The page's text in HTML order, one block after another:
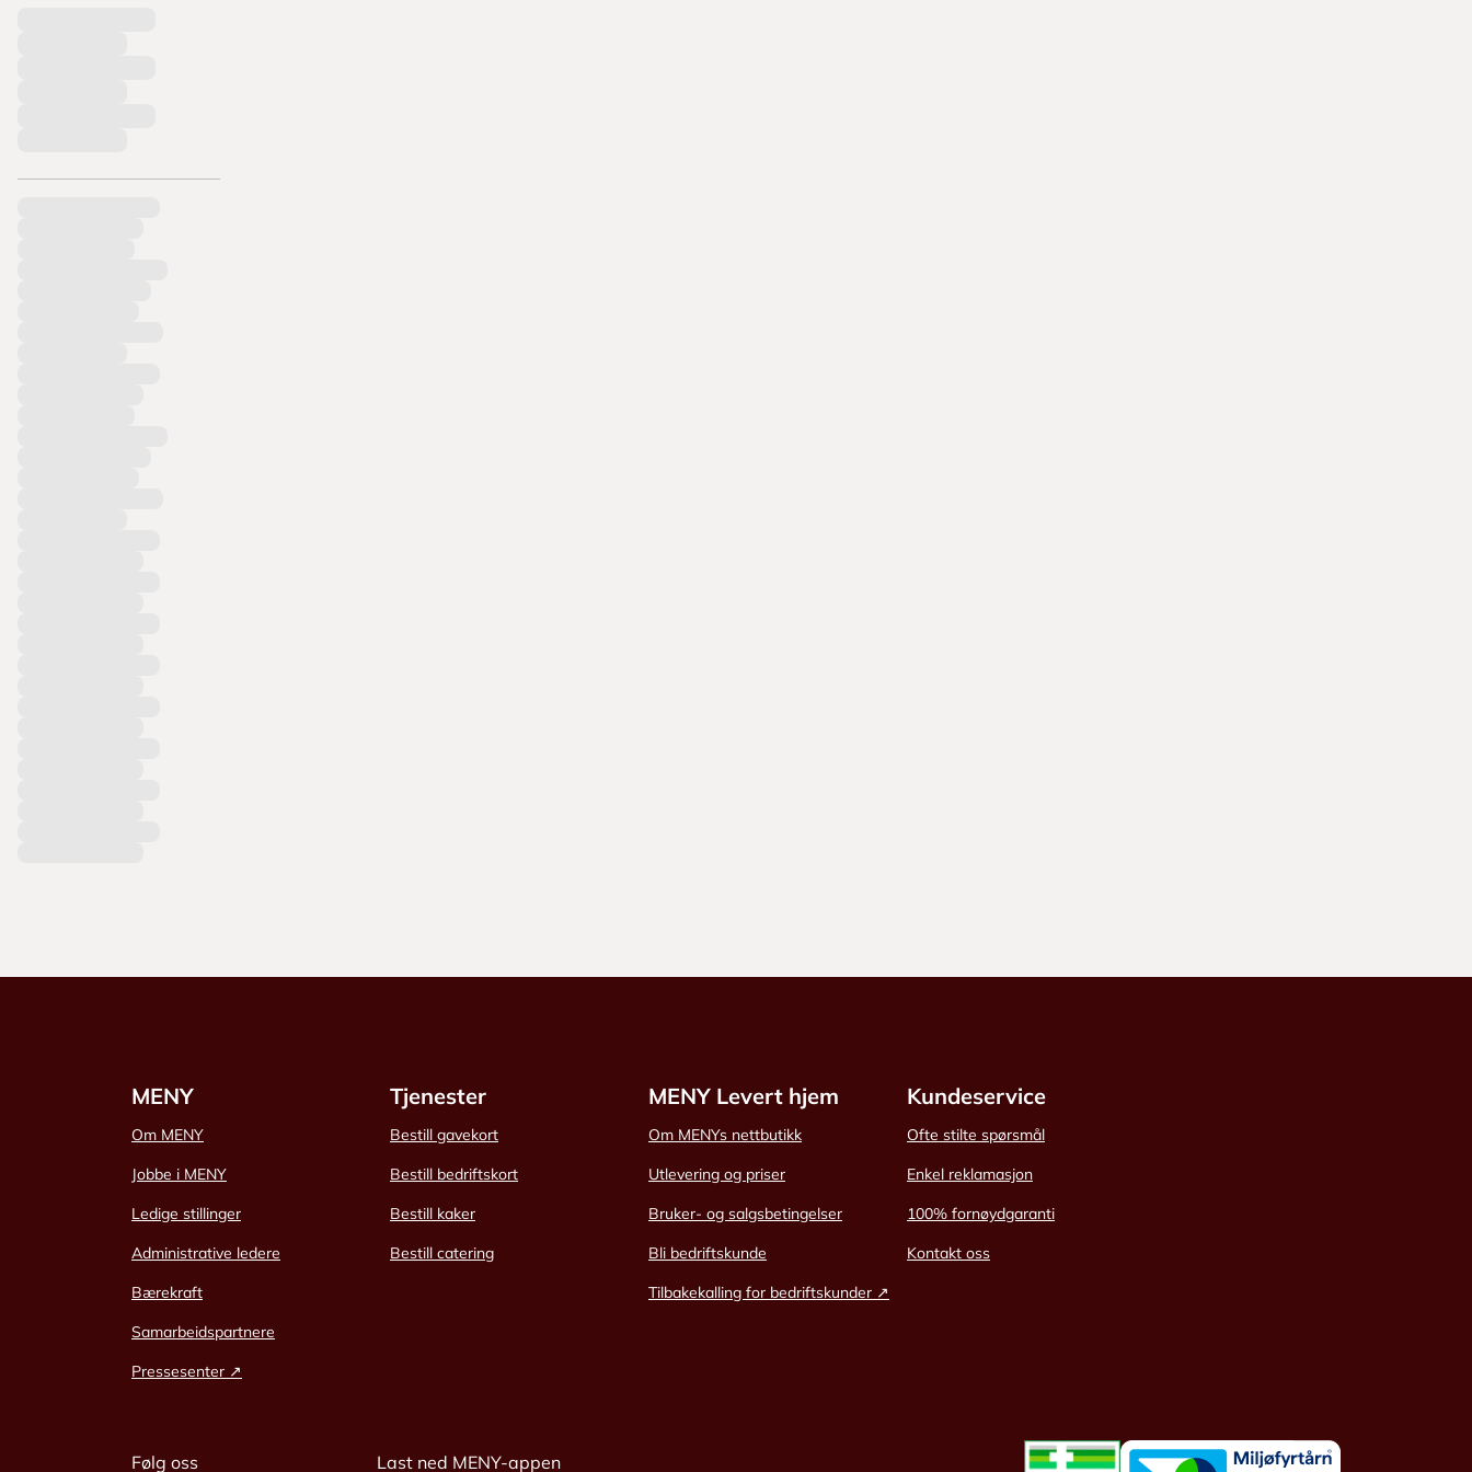
MENY
Om MENY
Jobbe i MENY
Ledige stillinger
Administrative ledere
Bærekraft
Samarbeidspartnere
Pressesenter ↗
Tjenester
Bestill gavekort
Bestill bedriftskort
Bestill kaker
Bestill catering
MENY Levert hjem
Om MENYs nettbutikk
Utlevering og priser
Bruker- og salgsbetingelser
Bli bedriftskunde
Tilbakekalling for bedriftskunder ↗
Kundeservice
Ofte stilte spørsmål
Enkel reklamasjon
100% fornøydgaranti
Kontakt oss
Følg oss Last ned MENY-appen